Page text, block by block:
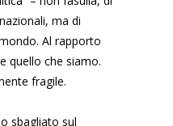
ma di
Al rapporto
quello che siamo.
fragile.
sbagliato sul